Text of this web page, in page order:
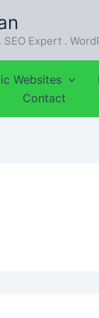
Expert .
Websites
Contact